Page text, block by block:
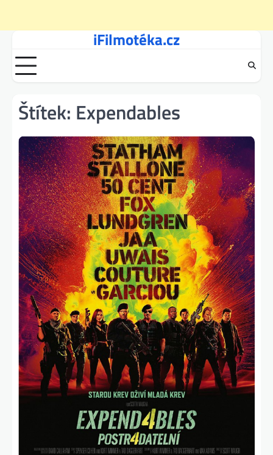
content
iFilmotéka.cz
Štítek: Expendables